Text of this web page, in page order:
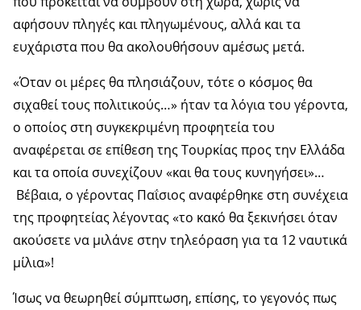
αφήσουν πληγές και πληγωμένους, αλλά και τα
ευχάριστα που θα ακολουθήσουν αμέσως μετά.
«Όταν οι μέρες θα πλησιάζουν, τότε ο κόσμος θα
σιχαθεί τους πολιτικούς…» ήταν τα λόγια του γέροντα,
ο οποίος στη συγκεκριμένη προφητεία του
αναφέρεται σε επίθεση της Τουρκίας προς την Ελλάδα
και τα οποία συνεχίζουν «και θα τους κυνηγήσει»…
Βέβαια, ο γέροντας Παΐσιος αναφέρθηκε στη συνέχεια
της προφητείας λέγοντας «το κακό θα ξεκινήσει όταν
ακούσετε να μιλάνε στην τηλεόραση για τα 12 ναυτικά
μίλια»!
Ίσως να θεωρηθεί σύμπτωση, επίσης, το γεγονός πως